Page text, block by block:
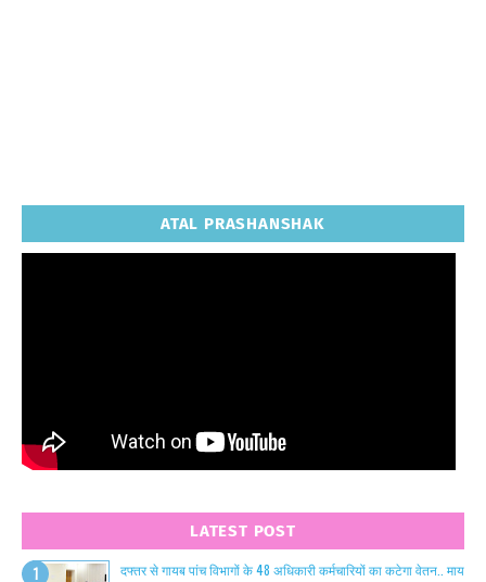
ATAL PRASHANSHAK
LATEST POST
दफ्तर से गायब पांच विभागों के 48 अधिकारी कर्मचारियों का कटेगा वेतन.. माय